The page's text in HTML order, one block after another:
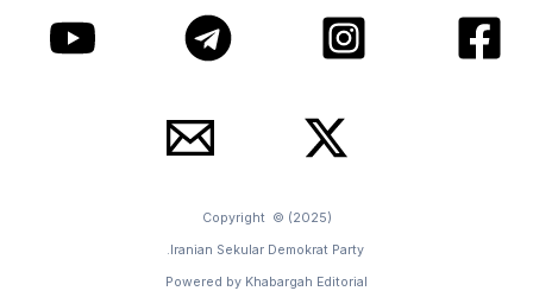
Copyright © (2025)
Iranian Sekular Demokrat Party.
Powered by Khabargah Editorial